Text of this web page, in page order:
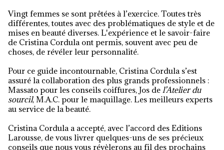
Vingt femmes se sont prêtées à l’exercice. Toutes très
différentes, toutes avec des problématiques de style et de
mises en beauté diverses. L'expérience et le savoir-faire
de Cristina Cordula ont permis, souvent avec peu de
choses, de révéler leur personnalité.
Pour ce guide incontournable, Cristina Cordula s’est
assuré la collaboration des plus grands professionnels :
Massato pour les conseils coiffures, Jos de l’Atelier du
sourcil, M.A.C. pour le maquillage. Les meilleurs experts
au service de la beauté.
Cristina Cordula a accepté, avec l’accord des Editions
Larousse, de vous livrer quelques-uns de ses précieux
conseils que nous vous révèlerons au fil des prochains